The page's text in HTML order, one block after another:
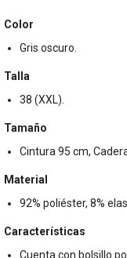
Color
Gris oscuro.
Talla
38 (XXL).
Tamaño
Cintura 95 cm,
Material
92% poliéster, 8%
Características
Cuenta con bolsillo